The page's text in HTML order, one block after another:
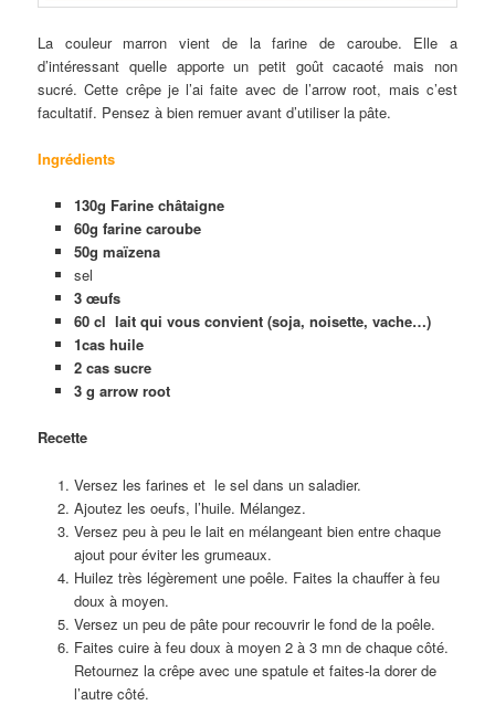
La couleur marron vient de la farine de caroube. Elle a
d’intéressant quelle apporte un petit goût cacaoté mais non
sucré. Cette crêpe je l’ai faite avec de l’arrow root, mais c’est
facultatif. Pensez à bien remuer avant d’utiliser la pâte.
Ingrédients
130g Farine châtaigne
60g farine caroube
50g maïzena
sel
3 œufs
60 cl lait qui vous convient (soja, noisette, vache…)
1cas huile
2 cas sucre
3 g arrow root
Recette
Versez les farines et le sel dans un saladier.
Ajoutez les oeufs, l’huile. Mélangez.
Versez peu à peu le lait en mélangeant bien entre chaque
ajout pour éviter les grumeaux.
Huilez très légèrement une poêle. Faites la chauffer à feu
doux à moyen.
Versez un peu de pâte pour recouvrir le fond de la poêle.
Faites cuire à feu doux à moyen 2 à 3 mn de chaque côté.
Retournez la crêpe avec une spatule et faites-la dorer de
l’autre côté.